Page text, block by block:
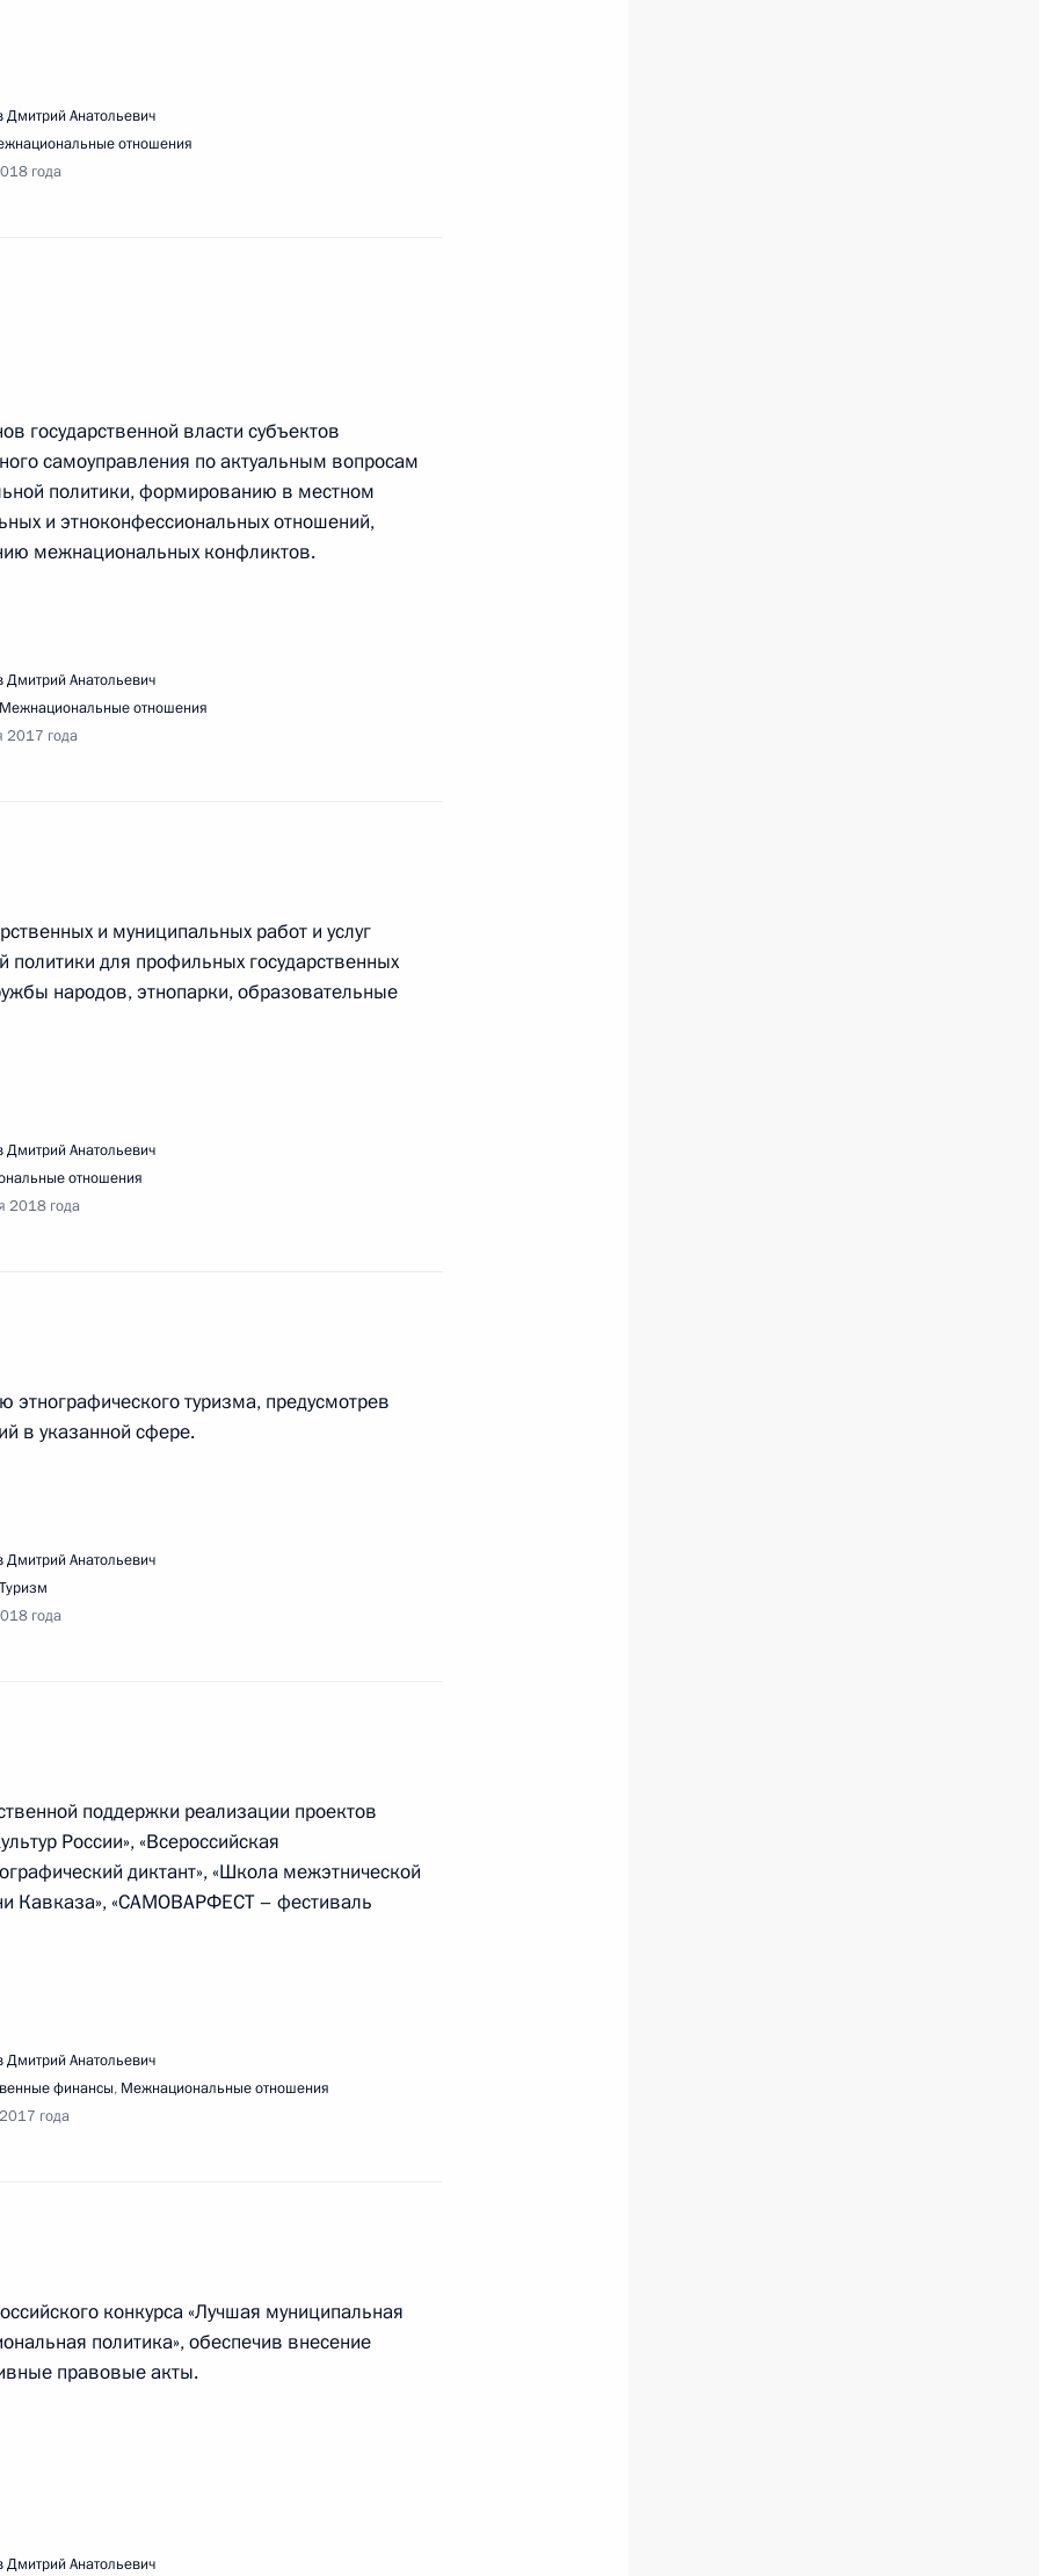
с представителями общественности
с представителями социально
по вопросам реализации крупных
административной нагрузки на субъекты
с членами Правительства
первоочередных мер, направленных
с членами Общественной палаты
с членами Правительства
исполнения поручений Президента
Анатольевич
отношения
года
государственной власти субъектов
самоуправления по актуальным вопросам
политики, формированию в местном
и этноконфессиональных отношений,
межнациональных конфликтов.
Анатольевич
Межнациональные отношения
2017 года
и муниципальных работ и услуг
политики для профильных государственных
народов, этнопарки, образовательные
Анатольевич
отношения
2018 года
туризма, предусмотрев
в указанной сфере.
Анатольевич
Туризм
года
поддержки реализации проектов
России», «Всероссийская
диктант», «Школа межэтнической
Кавказа», «САМОВАРФЕСТ – фестиваль
Анатольевич
финансы, Межнациональные отношения
года
конкурса «Лучшая муниципальная
политика», обеспечив внесение
правовые акты.
Анатольевич